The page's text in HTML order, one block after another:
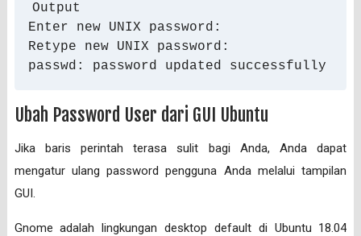
Output
Enter new UNIX password:
Retype new UNIX password:
passwd: password updated successfully
Ubah Password User dari GUI Ubuntu
Jika baris perintah terasa sulit bagi Anda, Anda dapat
mengatur ulang password pengguna Anda melalui tampilan
GUI.
Gnome adalah lingkungan desktop default di Ubuntu 18.04